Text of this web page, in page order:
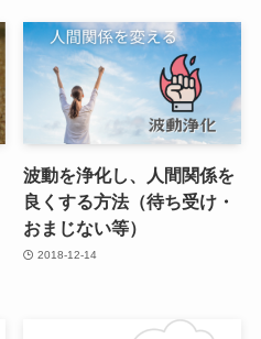
波動を浄化し、人間関係を
良くする方法（待ち受け・
おまじない等）
2018-12-14